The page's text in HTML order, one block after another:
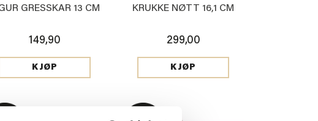
GRESSKAR 13 CM
149,90
KJØP
KRUKKE NØTT 16,1 CM
299,00
KJØP